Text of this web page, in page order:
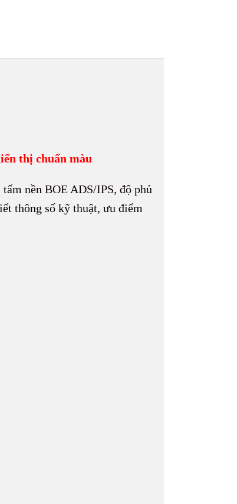
thị chuẩn màu
nền BOE ADS/IPS, độ phủ
thông số kỹ thuật, ưu điểm